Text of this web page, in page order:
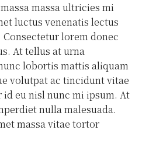
massa ultricies mi
luctus venenatis lectus
lorem donec
At tellus at urna
lobortis mattis aliquam
volutpat ac tincidunt vitae
id eu nisl nunc mi ipsum. At
nulla malesuada.
massa vitae tortor